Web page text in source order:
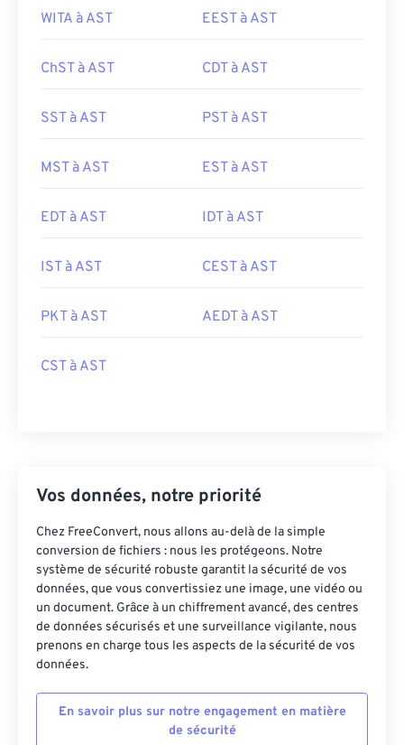
WITA à AST EEST à AST
ChST à AST CDT à AST
SST à AST PST à AST
MST à AST EST à AST
EDT à AST IDT à AST
IST à AST CEST à AST
PKT à AST AEDT à AST
CST à AST
Vos données, notre priorité
Chez FreeConvert, nous allons au-delà de la simple
conversion de fichiers : nous les protégeons. Notre
système de sécurité robuste garantit la sécurité de vos
données, que vous convertissiez une image, une vidéo ou
un document. Grâce à un chiffrement avancé, des centres
de données sécurisés et une surveillance vigilante, nous
prenons en charge tous les aspects de la sécurité de vos
données.
En savoir plus sur notre engagement en matière
de sécurité